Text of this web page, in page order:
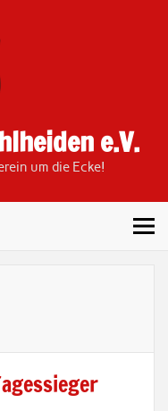
e.V.
um die Ecke!